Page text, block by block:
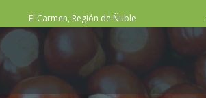
El Carmen, Región de Ñuble